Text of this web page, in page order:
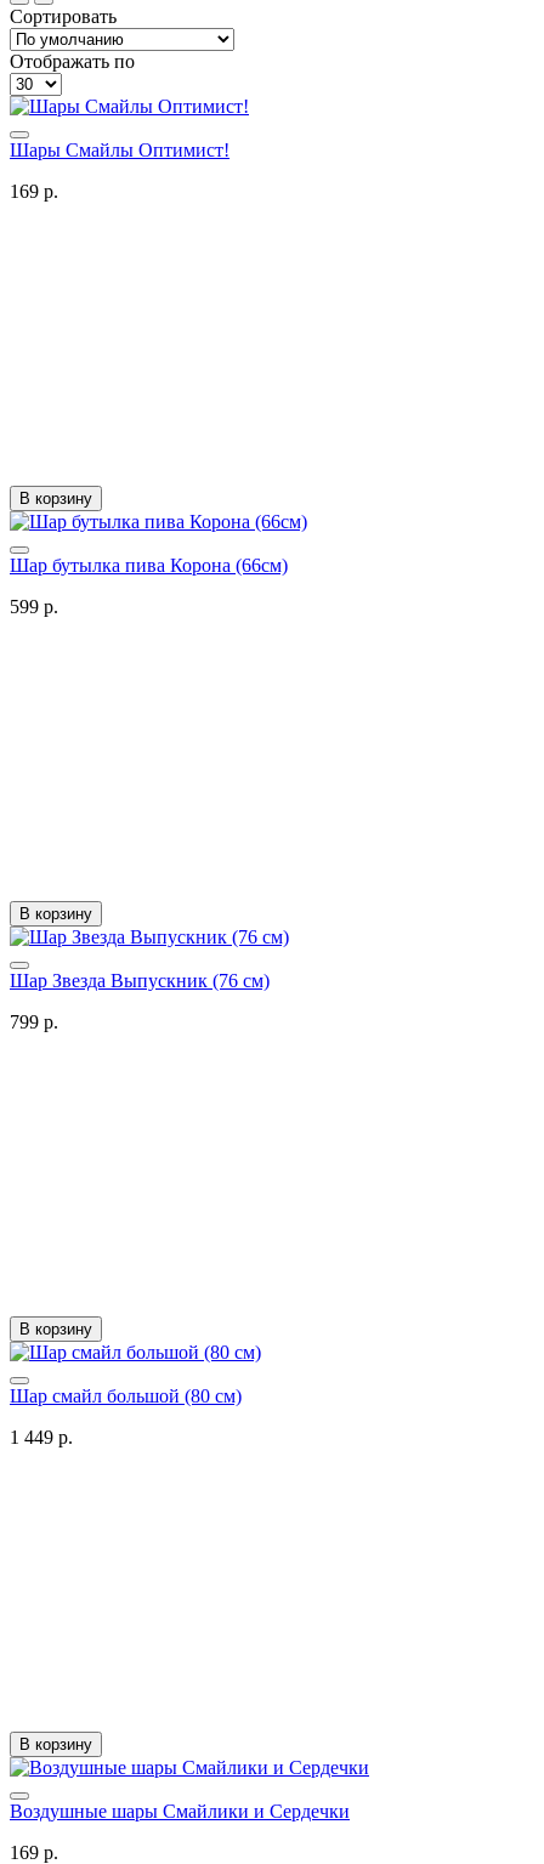
Сортировать
Отображать по
Шары Смайлы Оптимист!
169 р.
В корзину
Шар бутылка пива Корона (66см)
599 р.
В корзину
Шар Звезда Выпускник (76 см)
799 р.
В корзину
Шар смайл большой (80 см)
1 449 р.
В корзину
Воздушные шары Смайлики и Сердечки
169 р.